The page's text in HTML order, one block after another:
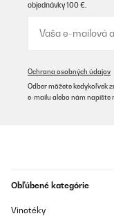
objednávky 100 €.
Ochrana osobných údajov
Odber môžete kedykoľvek
e-mailu alebo nám napíšte
Obľúbené kategórie
Vinotéky